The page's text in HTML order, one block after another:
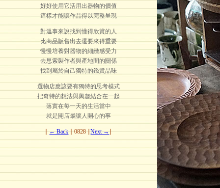
好好使用它活用出器物的價值
這樣才能讓作品得以完整呈現
對溫事來說找到懂得欣賞的人
比商品販售出去還要來得重要
慢慢培養對器物的細緻感受力
去思索製作者與產地間的關係
找到屬於自己獨特的鑑賞品味
選物店應該要有獨特的思考模式
把奇特的想法與興趣結合在一起
落實在每一天的生活當中
就是開店最讓人開心的事
∣← Back∣ 0828 ∣Next →∣